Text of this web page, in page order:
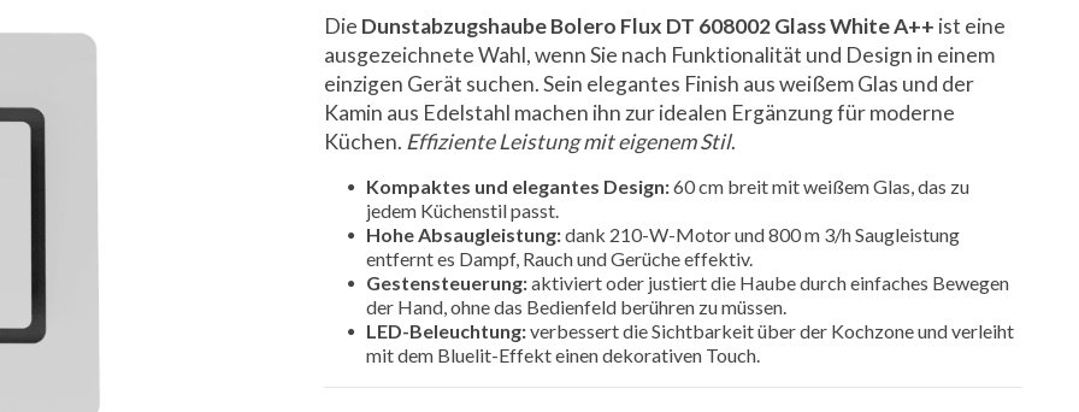
Die Dunstabzugshaube Bolero Flux DT 608002 Glass White A++ ist eine
ausgezeichnete Wahl, wenn Sie nach Funktionalität und Design in einem
einzigen Gerät suchen. Sein elegantes Finish aus weißem Glas und der
Kamin aus Edelstahl machen ihn zur idealen Ergänzung für moderne
Küchen. Effiziente Leistung mit eigenem Stil.
Kompaktes und elegantes Design:60 cm breit mit weißem Glas, das zu
jedem Küchenstil passt.
Hohe Absaugleistung:dank 210-W-Motor und 800 m 3/h Saugleistung
entfernt es Dampf, Rauch und Gerüche effektiv.
Gestensteuerung:aktiviert oder justiert die Haube durch einfaches Bewegen
der Hand, ohne das Bedienfeld berühren zu müssen.
LED-Beleuchtung:verbessert die Sichtbarkeit über der Kochzone und verleiht
mit dem Bluelit-Effekt einen dekorativen Touch.